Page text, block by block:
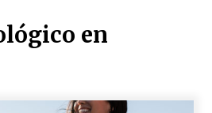
Yogan y ser Vegano es lo mismo? Te
acá
Proteínas Veganas 2023
en